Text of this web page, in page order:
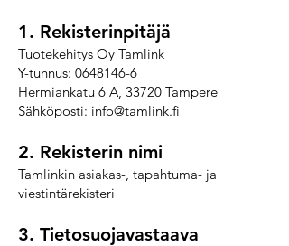
1. Rekisterinpitäjä
Tuotekehitys Oy Tamlink
Y-tunnus: 0648146-6
Hermiankatu 6 A, 33720 Tampere
Sähköposti: info@tamlink.fi
2. Rekisterin nimi
Tamlinkin asiakas-, tapahtuma- ja
viestintärekisteri
3. Tietosuojavastaava